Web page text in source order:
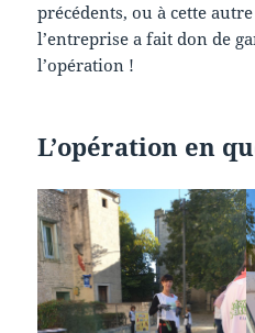
précédents, ou à cette
l’entreprise a fait don de
l’opération !
L’opération en